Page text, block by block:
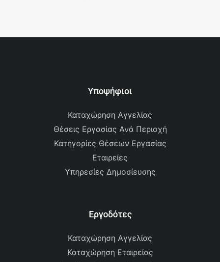
Υποψήφιοι
Καταχώρηση Αγγελίας
Θέσεις Εργασίας Ανά Περιοχή
Κατηγορίες Θέσεων Εργασίας
Εταιρείες
Υπηρεσίες Δημοσίευσης
Εργοδότες
Καταχώρηση Αγγελίας
Καταχώρηση Εταιρείας